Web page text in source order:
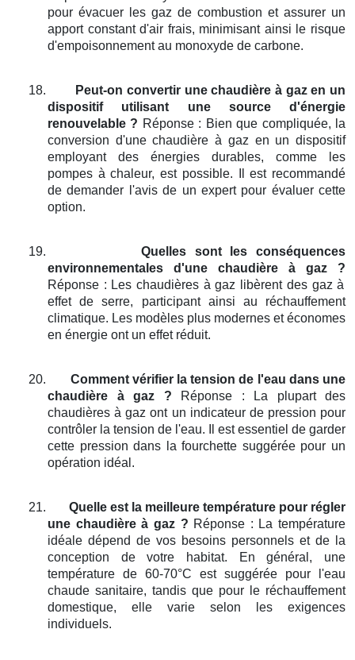
pour évacuer les gaz de combustion et assurer un
apport constant d'air frais, minimisant ainsi le risque
d'empoisonnement au monoxyde de carbone.
18.
Peut-on convertir une chaudière à gaz en un
dispositif utilisant une source d'énergie
renouvelable ? Réponse : Bien que compliquée, la
conversion d'une chaudière à gaz en un dispositif
employant des énergies durables, comme les
pompes à chaleur, est possible. Il est recommandé
de demander l'avis de un expert pour évaluer cette
option.
19.
Quelles sont les conséquences
environnementales d'une chaudière à gaz ?
Réponse : Les chaudières à gaz libèrent des gaz à
effet de serre, participant ainsi au réchauffement
climatique. Les modèles plus modernes et économes
en énergie ont un effet réduit.
20.
Comment vérifier la tension de l'eau dans une
chaudière à gaz ? Réponse : La plupart des
chaudières à gaz ont un indicateur de pression pour
contrôler la tension de l'eau. Il est essentiel de garder
cette pression dans la fourchette suggérée pour un
opération idéal.
21.
Quelle est la meilleure température pour régler
une chaudière à gaz ? Réponse : La température
idéale dépend de vos besoins personnels et de la
conception de votre habitat. En général, une
température de 60-70°C est suggérée pour l'eau
chaude sanitaire, tandis que pour le réchauffement
domestique, elle varie selon les exigences
individuels.